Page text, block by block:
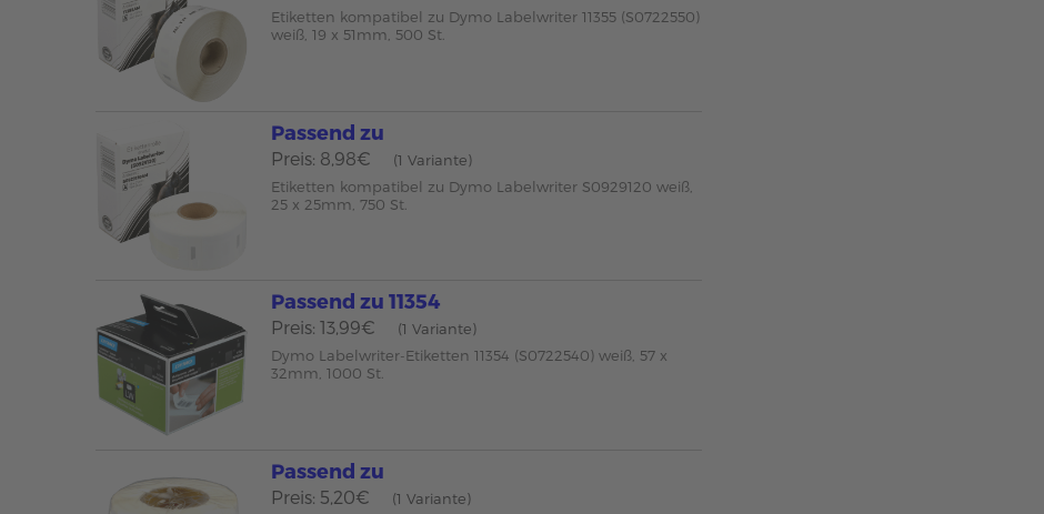
Etiketten kompatibel zu Dymo Labelwriter 11355 (S0722550)
weiß, 19 x 51mm, 500 St.
Passend zu
Preis: 8,98€
(1 Variante)
Etiketten kompatibel zu Dymo Labelwriter S0929120 weiß,
25 x 25mm, 750 St.
Passend zu 11354
Preis: 13,99€
(1 Variante)
Dymo Labelwriter-Etiketten 11354 (S0722540) weiß, 57 x
32mm, 1000 St.
Passend zu
Preis: 5,20€
(1 Variante)